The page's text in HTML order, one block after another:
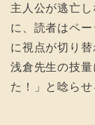
主人公が逃亡
に、読者はペ
に視点が切り
浅倉先生の技
た！」と唸らせ